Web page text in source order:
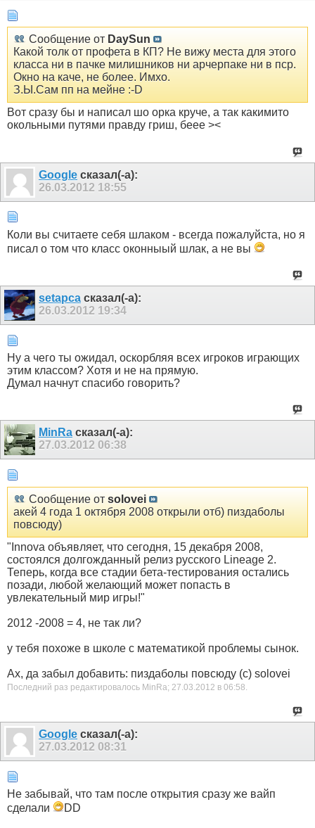
Сообщение от DaySun
Какой толк от профета в КП? Не вижу места для этого
класса ни в пачке милишников ни арчерпаке ни в пср.
Окно на каче, не более. Имхо.
З.Ы.Сам пп на мейне :-D
Вот сразу бы и написал шо орка круче, а так какимито
окольными путями правду гриш, беее ><
Google сказал(-а):
26.03.2012 18:55
Коли вы считаете себя шлаком - всегда пожалуйста, но я
писал о том что класс оконныый шлак, а не вы
setapca сказал(-а):
26.03.2012 19:34
Ну а чего ты ожидал, оскорбляя всех игроков играющих
этим классом? Хотя и не на прямую.
Думал начнут спасибо говорить?
MinRa сказал(-а):
27.03.2012 06:38
Сообщение от solovei
акей 4 года 1 октября 2008 открыли отб) пиздаболы
повсюду)
"Innova объявляет, что сегодня, 15 декабря 2008,
состоялся долгожданный релиз русского Lineage 2.
Теперь, когда все стадии бета-тестирования остались
позади, любой желающий может попасть в
увлекательный мир игры!"
2012 -2008 = 4, не так ли?
у тебя похоже в школе с математикой проблемы сынок.
Ах, да забыл добавить: пиздаболы повсюду (с) solovei
Последний раз редактировалось MinRa; 27.03.2012 в 06:58
Google сказал(-а):
27.03.2012 08:31
Не забывай, что там после открытия сразу же вайп
сделали
DD